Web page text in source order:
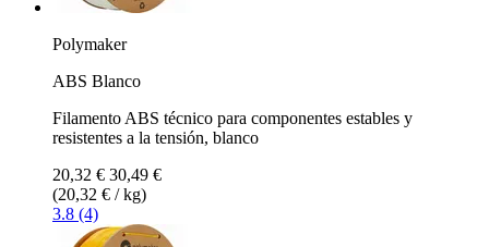
Polymaker
ABS Blanco
Filamento ABS técnico para componentes estables y
resistentes a la tensión, blanco
20,32 € 30,49 €
(20,32 € / kg)
3.8 (4)